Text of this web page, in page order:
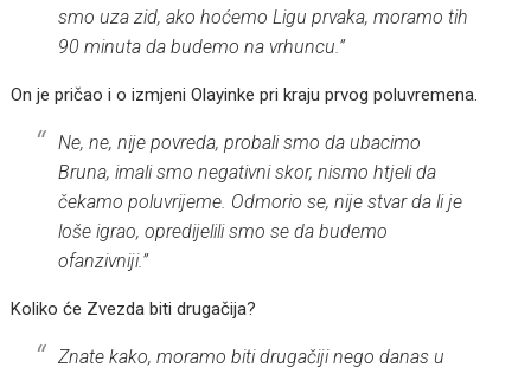
smo uza zid, ako hoćemo Ligu prvaka, moramo tih
90 minuta da budemo na vrhuncu.”
On je pričao i o izmjeni Olayinke pri kraju prvog poluvremena.
Ne, ne, nije povreda, probali smo da ubacimo
Bruna, imali smo negativni skor, nismo htjeli da
čekamo poluvrijeme. Odmorio se, nije stvar da li je
loše igrao, opredijelili smo se da budemo
ofanzivniji.”
Koliko će Zvezda biti drugačija?
Znate kako, moramo biti drugačiji nego danas u